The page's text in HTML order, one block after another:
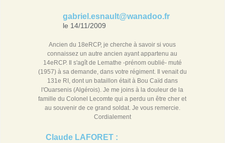
gabriel.esnault@wanadoo.fr
le 14/11/2009
Ancien du 18eRCP, je cherche à savoir si vous
connaissez un autre ancien ayant appartenu au
14eRCP. Il s'agît de Lemathe -prénom oublié- muté
(1957) à sa demande, dans votre régiment. Il venait du
131e RI, dont un bataillon était à Bou Caïd dans
l'Ouarsenis (Algérois). Je me joins à la douleur de la
famille du Colonel Lecomte qui a perdu un être cher et
au souvenir de ce grand soldat. Je vous remercie.
Cordialement
Claude LAFORET :